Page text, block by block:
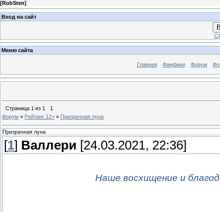
[RobSten]
Вход на сайт
Меню сайта
Главная Фанфики Форум
Страница 1 из 1
1
Форум » Рейтинг 12+ » Призрачная луна
Призрачная луна
[1] Валлери [24.03.2021, 22:36]
Наше восхищение и